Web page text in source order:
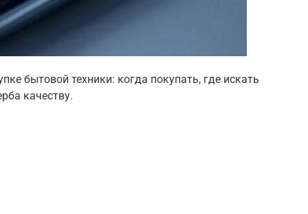
бытовой техники: когда покупать, где искать
качеству.